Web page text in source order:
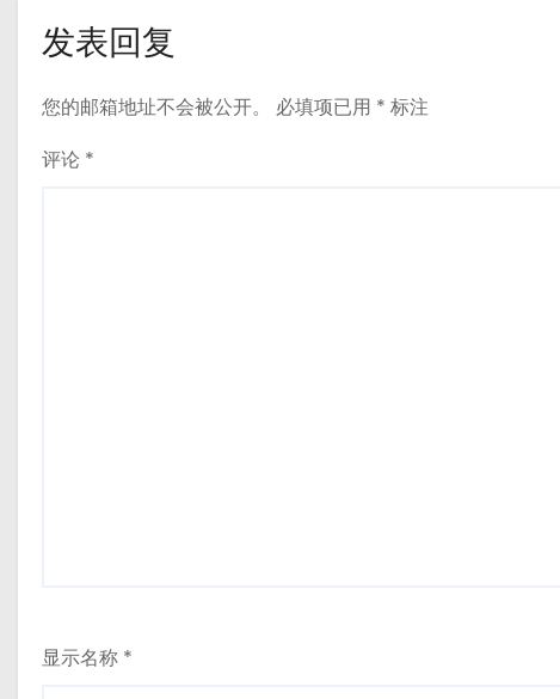
发表回复
您的邮箱地址不会被公开。 必填项已用 * 标注
评论 *
显示名称 *